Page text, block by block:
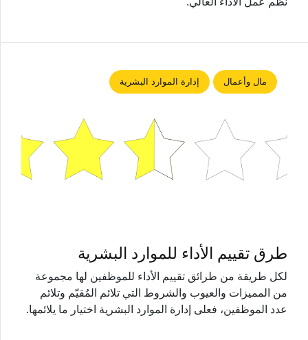
مال وأعمال إدارة الموارد البشرية
طرق تقييم الأداء للموارد البشرية
لكل طريقة من طرائق تقييم الأداء للموظفين لها مجموعة
من المميزات والعيوب والشروط التي تلائم المُقيّم وتلائم
عدد الموظفين، فعلى إدارة الموارد البشرية اختيار ما يلائمها.